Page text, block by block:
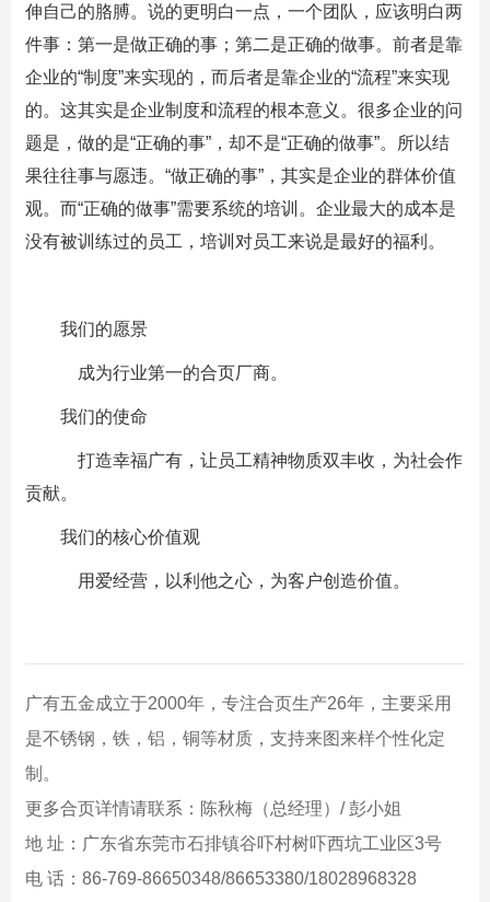
伸自己的胳膊。说的更明白一点，一个团队，应该明白两
件事：第一是做正确的事；第二是正确的做事。前者是靠
企业的“制度”来实现的，而后者是靠企业的“流程”来实现
的。这其实是企业制度和流程的根本意义。很多企业的问
题是，做的是“正确的事”，却不是“正确的做事”。所以结
果往往事与愿违。“做正确的事”，其实是企业的群体价值
观。而“正确的做事”需要系统的培训。企业最大的成本是
没有被训练过的员工，培训对员工来说是最好的福利。
我们的愿景
成为行业第一的合页厂商。
我们的使命
打造幸福广有，让员工精神物质双丰收，为社会作
贡献。
我们的核心价值观
用爱经营，以利他之心，为客户创造价值。
广有五金成立于2000年，专注合页生产26年，主要采用
是不锈钢，铁，铝，铜等材质，支持来图来样个性化定
制。
更多合页详情请联系：陈秋梅（总经理）/ 彭小姐
地 址：广东省东莞市石排镇谷吓村树吓西坑工业区3号
电 话：86-769-86650348/86653380/18028968328